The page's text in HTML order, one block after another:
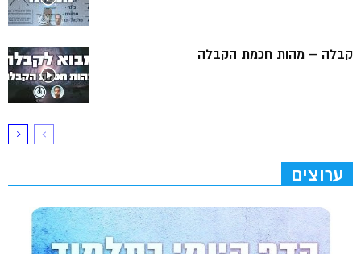
קבלה – מהות חכמת הקבלה
ערוצים